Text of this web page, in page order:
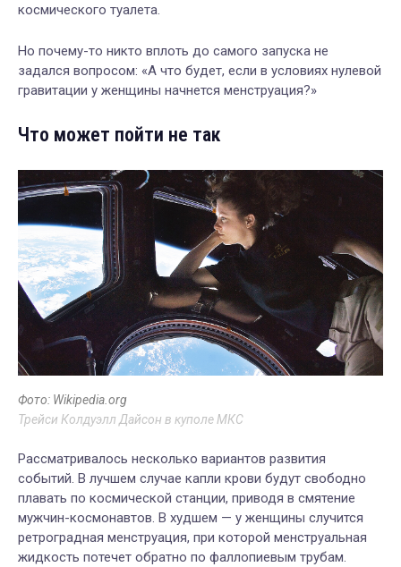
космического туалета.
Но почему-то никто вплоть до самого запуска не
задался вопросом: «А что будет, если в условиях нулевой
гравитации у женщины начнется менструация?»
Что может пойти не так
Фото: Wikipedia.org
Трейси Колдуэлл Дайсон в куполе МКС
Рассматривалось несколько вариантов развития
событий. В лучшем случае капли крови будут свободно
плавать по космической станции, приводя в смятение
мужчин-космонавтов. В худшем — у женщины случится
ретроградная менструация, при которой менструальная
жидкость потечет обратно по фаллопиевым трубам.